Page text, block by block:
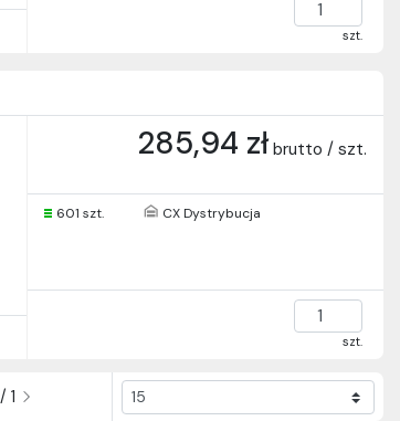
szt.
285,94 zł brutto / szt.
601 szt. CX Dystrybucja
szt.
/ 1